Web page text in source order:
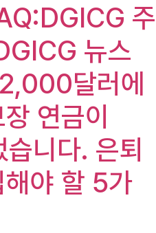
주
뉴스
달러에
연금이
니다. 은퇴
야 할 5가